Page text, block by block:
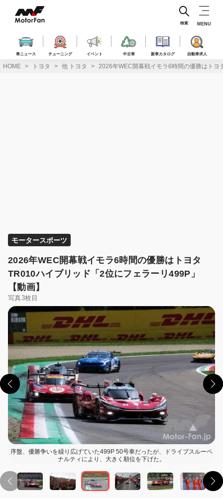
ス
車ニュース チューニング イベント 中古車 新車カタログ 自動車求人
検索 MENU
HOME トヨタ 他 トヨタ 2026年WEC開幕戦イモラ6時間の優勝はト
モータースポーツ
2026年WEC開幕戦イモラ6時間の優勝はトヨタ
TR010ハイブリッド「2位にフェラーリ499P」
【動画】
写真3枚目
序盤、優勝争いを繰り広げていた499P 50号車だったが、ドライブスルーペ
ナルティにより、大きく順位を下げた。
この画像の記事を読む